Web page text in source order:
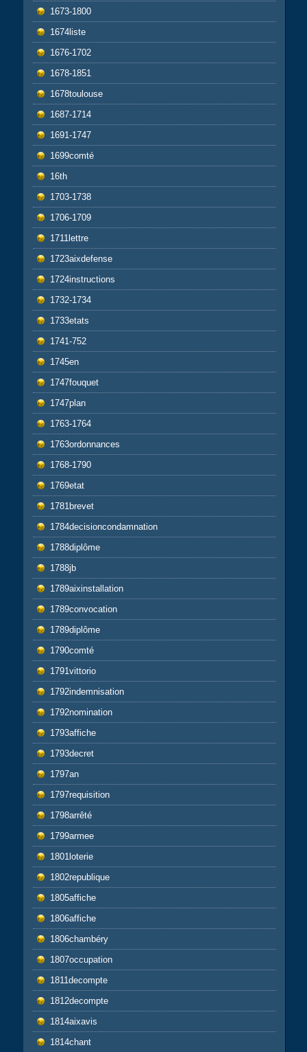
1673-1800
1674liste
1676-1702
1678-1851
1678toulouse
1687-1714
1691-1747
1699comté
16th
1703-1738
1706-1709
1711lettre
1723aixdefense
1724instructions
1732-1734
1733etats
1741-752
1745en
1747fouquet
1747plan
1763-1764
1763ordonnances
1768-1790
1769etat
1781brevet
1784decisioncondamnation
1788diplôme
1788jb
1789aixinstallation
1789convocation
1789diplôme
1790comté
1791vittorio
1792indemnisation
1792nomination
1793affiche
1793decret
1797an
1797requisition
1798arrêté
1799armee
1801loterie
1802republique
1805affiche
1806affiche
1806chambéry
1807occupation
1811decompte
1812decompte
1814aixavis
1814chant